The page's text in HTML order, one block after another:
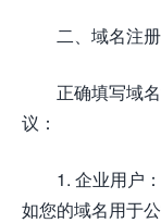
二、域名注
正确填写域
议：
1. 企业用户：
如您的域名用于